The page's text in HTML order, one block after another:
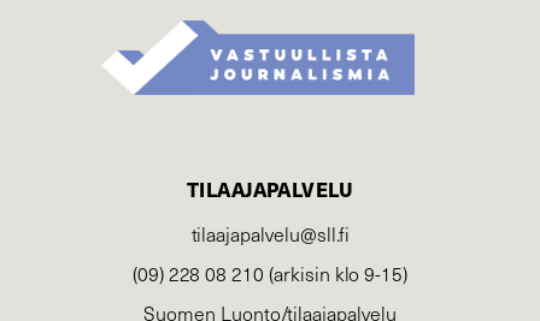
TILAAJAPALVELU
tilaajapalvelu@sll.fi
(09) 228 08 210 (arkisin klo 9-15)
Suomen Luonto/tilaajapalvelu